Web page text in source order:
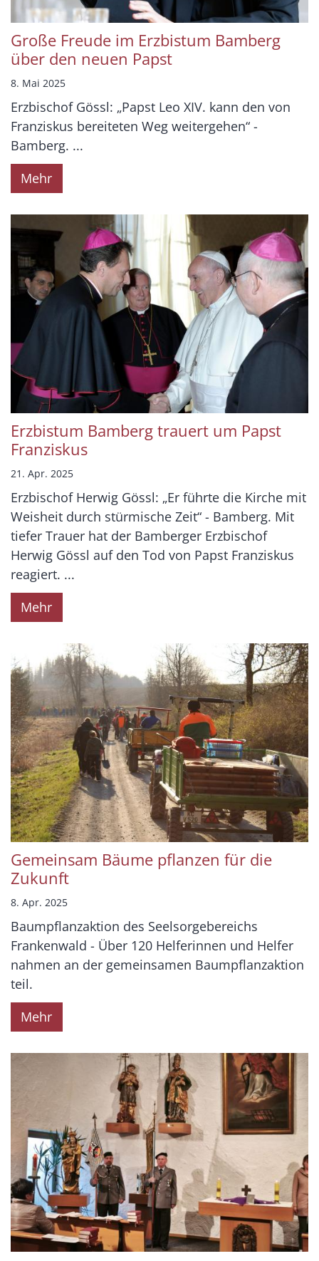
Große Freude im Erzbistum Bamberg
über den neuen Papst
8. Mai 2025
Erzbischof Gössl: „Papst Leo XIV. kann den von
Franziskus bereiteten Weg weitergehen“ -
Bamberg. ...
Mehr
Erzbistum Bamberg trauert um Papst
Franziskus
21. Apr. 2025
Erzbischof Herwig Gössl: „Er führte die Kirche mit
Weisheit durch stürmische Zeit“ - Bamberg. Mit
tiefer Trauer hat der Bamberger Erzbischof
Herwig Gössl auf den Tod von Papst Franziskus
reagiert. ...
Mehr
Gemeinsam Bäume pflanzen für die
Zukunft
8. Apr. 2025
Baumpflanzaktion des Seelsorgebereichs
Frankenwald - Über 120 Helferinnen und Helfer
nahmen an der gemeinsamen Baumpflanzaktion
teil.
Mehr